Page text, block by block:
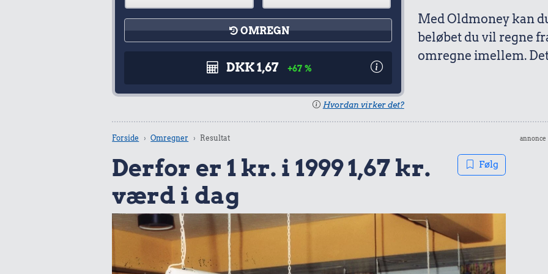
OMREGN
DKK 1,67 +67 %
Hvordan virker det?
Med Oldmoney kan
beløbet du vil regne
omregne imellem.
Forside Omregner Resultat
Derfor er 1 kr. i 1999 1,67 kr.
værd i dag
Følg
annonce